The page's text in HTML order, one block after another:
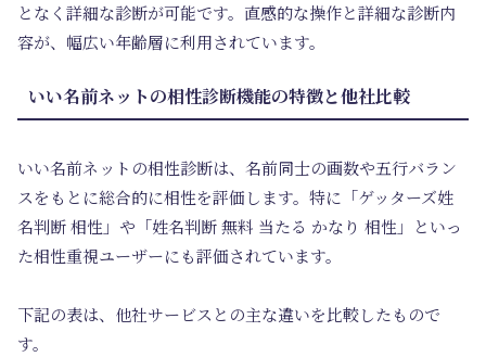
となく詳細な診断が可能です。直感的な操作と詳細な診断内
容が、幅広い年齢層に利用されています。
いい名前ネットの相性診断機能の特徴と他社比較
いい名前ネットの相性診断は、名前同士の画数や五行バラン
スをもとに総合的に相性を評価します。特に「ゲッターズ姓
名判断 相性」や「姓名判断 無料 当たる かなり 相性」といっ
た相性重視ユーザーにも評価されています。
下記の表は、他社サービスとの主な違いを比較したもので
す。